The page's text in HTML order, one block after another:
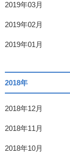
2019年03月
2019年02月
2019年01月
2018年
2018年12月
2018年11月
2018年10月